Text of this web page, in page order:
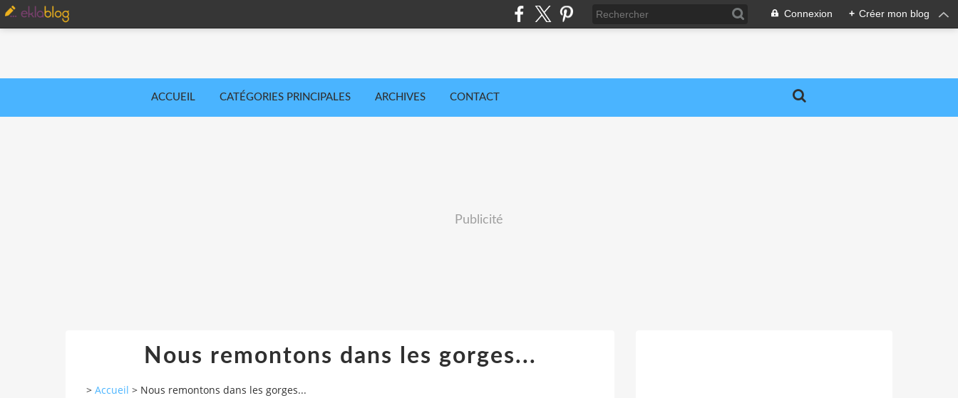
Connexion + Créer mon blog
ACCUEIL CATÉGORIES PRINCIPALES ARCHIVES CONTACT
Publicité
Nous remontons dans les gorges...
> Accueil > Nous remontons dans les gorges...